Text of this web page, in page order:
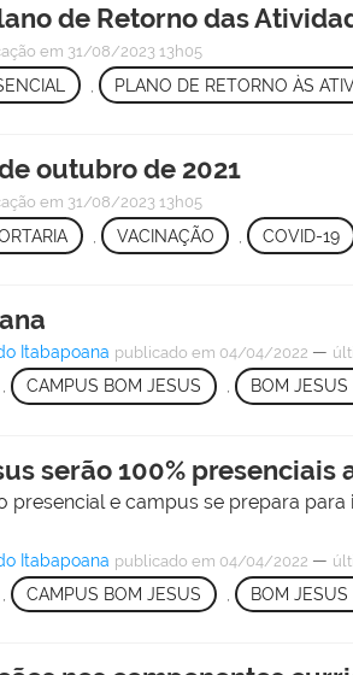
de Retorno das
em 31/08/2023 13h05
PLANO DE RETORNO ÀS
outubro de 2021
em 31/08/2023 13h05
VACINAÇÃO , COVID-19
Itabapoana publicado em 04/04/2022 —
, CAMPUS BOM JESUS , BOM
serão 100%
e campus se prepara
Itabapoana publicado em 04/04/2022 —
CAMPUS BOM JESUS BOM